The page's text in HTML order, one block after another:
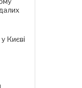
Києві